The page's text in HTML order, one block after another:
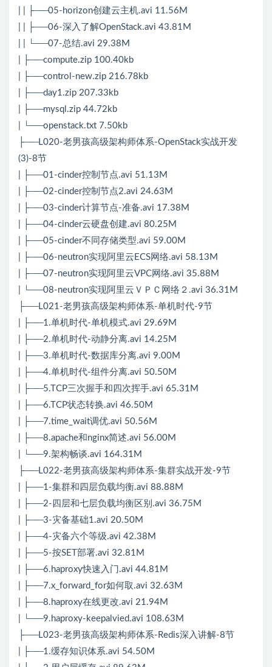
| | ├──05-horizon创建云主机.avi 11.56M
| | ├──06-深入了解OpenStack.avi 43.81M
| | └──07-总结.avi 29.38M
| ├──compute.zip 100.40kb
| ├──control-new.zip 216.78kb
| ├──day1.zip 207.33kb
| ├──mysql.zip 44.72kb
| └──openstack.txt 7.50kb
├──L020-老男孩高级架构师体系-OpenStack实战开发
(3)-8节
| ├──01-cinder控制节点.avi 51.13M
| ├──02-cinder控制节点2.avi 24.63M
| ├──03-cinder计算节点-准备.avi 17.38M
| ├──04-cinder云硬盘创建.avi 80.25M
| ├──05-cinder不同存储类型.avi 59.00M
| ├──06-neutron实现阿里云ECS网络.avi 58.13M
| ├──07-neutron实现阿里云VPC网络.avi 35.88M
| └──08-neutron实现阿里云ＶＰＣ网络２.avi 36.31M
├──L021-老男孩高级架构师体系-单机时代-9节
| ├──1.单机时代-单机模式.avi 29.69M
| ├──2.单机时代-动静分离.avi 14.25M
| ├──3.单机时代-数据库分离.avi 9.00M
| ├──4.单机时代-组件分离.avi 50.50M
| ├──5. TCP三次握手和四次挥手.avi 65.31M
| ├──6. TCP状态转换.avi 46.50M
| ├──7.time_wait调优.avi 50.56M
| ├──8.apache和nginx简述.avi 56.00M
| └──9.架构畅谈.avi 164.31M
├──L022-老男孩高级架构师体系-集群实战开发-9节
| ├──1-集群和四层负载均衡.avi 88.88M
| ├──2-四层和七层负载均衡区别.avi 36.75M
| ├──3-灾备基础1.avi 20.50M
| ├──4-灾备六个等级.avi 42.38M
| ├──5-按SET部署.avi 32.81M
| ├──6.haproxy快速入门.avi 44.81M
| ├──7.x_forward_for如何取.avi 32.63M
| ├──8.haproxy在线更改.avi 21.94M
| └──9.haproxy-keepalvied.avi 108.63M
├──L023-老男孩高级架构师体系- Redis深入讲解-8节
| ├──1.缓存知识体系.avi 54.50M